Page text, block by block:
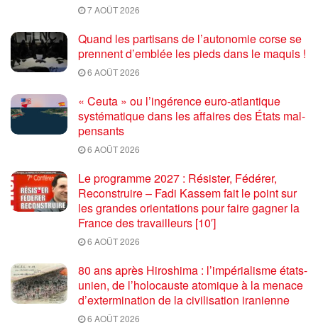
7 AOÛT 2026
Quand les partisans de l’autonomie corse se
prennent d’emblée les pieds dans le maquis !
6 AOÛT 2026
« Ceuta » ou l’ingérence euro-atlantique
systématique dans les affaires des États mal-
pensants
6 AOÛT 2026
Le programme 2027 : Résister, Fédérer,
Reconstruire – Fadi Kassem fait le point sur
les grandes orientations pour faire gagner la
France des travailleurs [10′]
6 AOÛT 2026
80 ans après Hiroshima : l’impérialisme états-
unien, de l’holocauste atomique à la menace
d’extermination de la civilisation iranienne
6 AOÛT 2026